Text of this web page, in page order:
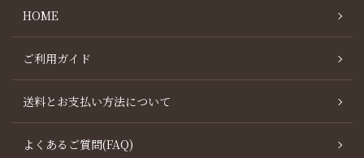
HOME
ご利用ガイド
送料とお支払い方法について
よくあるご質問(FAQ)